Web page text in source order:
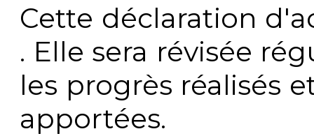
Cette déclaration
. Elle sera révisée
les progrès réalisés
apportées.